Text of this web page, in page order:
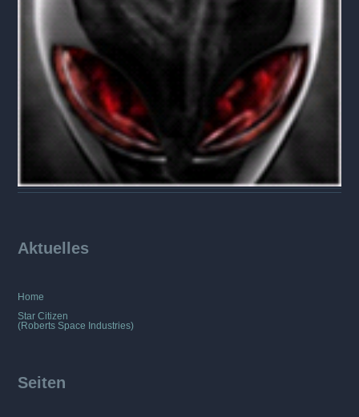
Aktuelles
Home
Star Citizen
(Roberts Space Industries)
Seiten